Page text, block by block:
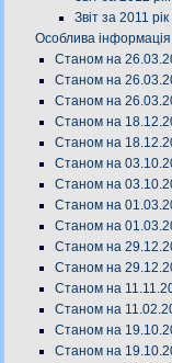
Звіт за 2011 рік
Особлива інформація
Станом на
Станом на
Станом на
Станом на
Станом на
Станом на
Станом на
Станом на
Станом на
Станом на
Станом на
Станом на
Станом на
Станом на
Станом на